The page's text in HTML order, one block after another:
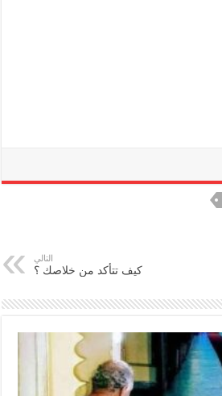
التالي
كيف تتأكد من خلاصك ؟